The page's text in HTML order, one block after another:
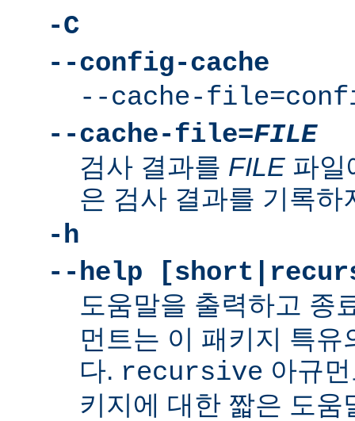
-C
--config-cache
--cache-
--cache-file=FILE
검사 결과를 FILE 파일
은 검사 결과를 기록하
-h
--help
도움말을 출력하고 종
먼트는 이 패키지 특
다. recursive 아규
키지에 대한 짧은 도움